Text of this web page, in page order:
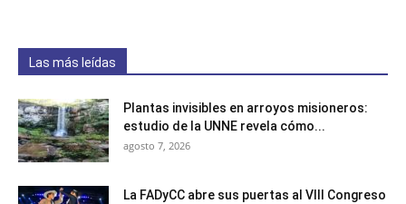
Las más leídas
Plantas invisibles en arroyos misioneros:
estudio de la UNNE revela cómo...
agosto 7, 2026
La FADyCC abre sus puertas al VIII Congreso